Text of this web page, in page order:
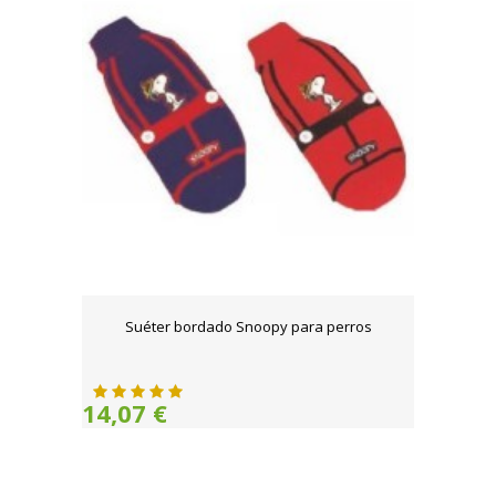
Suéter bordado Snoopy para perros
14,07 €